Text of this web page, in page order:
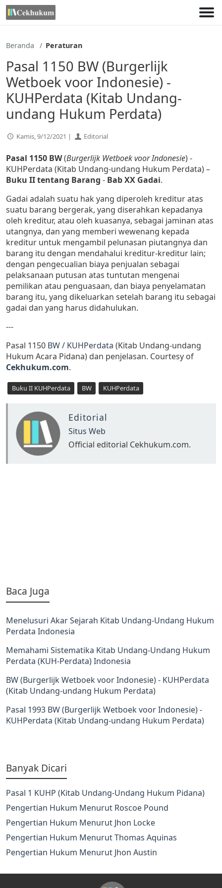
Lewati
ke
Beranda Peraturan
Pasal 1150 BW (Burgerlijk
Wetboek voor Indonesie) -
KUHPerdata (Kitab Undang-
undang Hukum Perdata)
Kamis, 9/12/2021 | Editorial
Pasal 1150 BW(Burgerlijk Wetboek voor Indonesie) -
KUHPerdata (Kitab Undang-undang Hukum Perdata) –
Buku II tentang Barang - Bab XX Gadai.
Gadai adalah suatu hak yang diperoleh kreditur atas
suatu barang bergerak, yang diserahkan kepadanya
oleh kreditur, atau oleh kuasanya, sebagai jaminan atas
utangnya, dan yang memberi wewenang kepada
kreditur untuk mengambil pelunasan piutangnya dan
barang itu dengan mendahalui kreditur-kreditur lain;
dengan pengecualian biaya penjualan sebagai
pelaksanaan putusan atas tuntutan mengenai
pemilikan atau penguasaan, dan biaya penyelamatan
barang itu, yang dikeluarkan setelah barang itu sebagai
gadai dan yang harus didahulukan.
---
Pasal 1150 BW/ KUHPerdata (Kitab Undang-undang
Hukum Acara Pidana) dan penjelasan. Courtesy of
Cekhukum.com.
Buku II KUHPerdata BW KUHPerdata
Editorial
Situs Web
Official editorial Cekhukum.com.
Baca Juga
Menelusuri Akar Sejarah Kitab Undang-Undang Hukum
Perdata Indonesia
Memahami Sistematika Kitab Undang-Undang Hukum
Perdata (KUH-Perdata) Indonesia
BW (Burgerlijk Wetboek voor Indonesie) - KUHPerdata
(Kitab Undang-undang Hukum Perdata)
Pasal 1993 BW (Burgerlijk Wetboek voor Indonesie) -
KUHPerdata (Kitab Undang-undang Hukum Perdata)
Banyak Dicari
Pasal 1 KUHP (Kitab Undang-Undang Hukum Pidana)
Pengertian Hukum Menurut Roscoe Pound
Pengertian Hukum Menurut Jhon Locke
Pengertian Hukum Menurut Thomas Aquinas
Pengertian Hukum Menurut Jhon Austin